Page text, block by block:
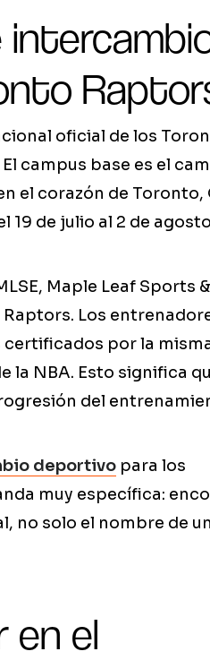
oficial de los
campus base es el
el corazón de Toronto,
19 de julio al 2 de
Maple Leaf Sports &
Los
por la
NBA. Esto significa
del
deportivo para los
muy específica:
no solo el nombre de
en el